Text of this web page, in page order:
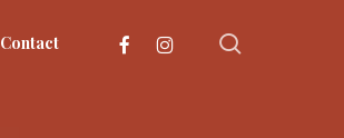
Contact facebookinstagram